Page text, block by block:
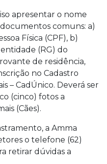
apresentar o nome
comuns: a)
Física (CPF), b)
(RG) do
de residência,
no Cadastro
– CadÚnico. Deverá ser
(cinco) fotos a
(Cães).
a Amma
o telefone (62)
retirar dúvidas a